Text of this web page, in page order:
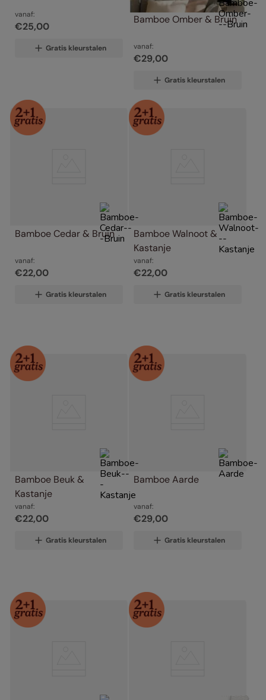
vanaf:
€25,00
Gratis kleurstalen
Bamboe Omber & Bruin
vanaf:
€29,00
Gratis kleurstalen
Bamboe Cedar & Bruin
vanaf:
€22,00
Gratis kleurstalen
Bamboe Walnoot &
Kastanje
vanaf:
€22,00
Gratis kleurstalen
Bamboe Beuk &
Kastanje
vanaf:
€22,00
Gratis kleurstalen
Bamboe Aarde
vanaf:
€29,00
Gratis kleurstalen